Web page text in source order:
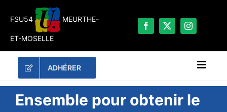
FSU54 MEURTHE-
ET-MOSELLE
ADHÉRER
RECHERCHER:
Ensemble pour obtenir le